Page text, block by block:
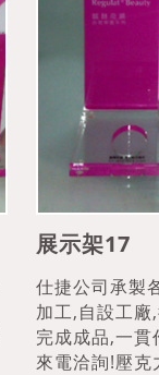
展示架17
仕捷公司承製
加工,自設工
完成成品,一
來電洽詢!壓克